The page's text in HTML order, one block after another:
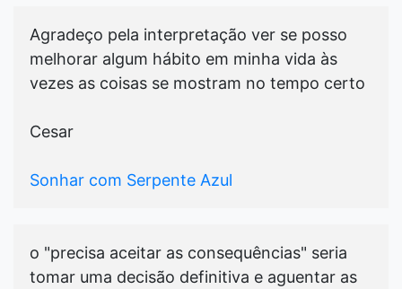
Agradeço pela interpretação ver se posso
melhorar algum hábito em minha vida às
vezes as coisas se mostram no tempo certo
Cesar
Sonhar com Serpente Azul
o "precisa aceitar as consequências" seria
tomar uma decisão definitiva e aguentar as